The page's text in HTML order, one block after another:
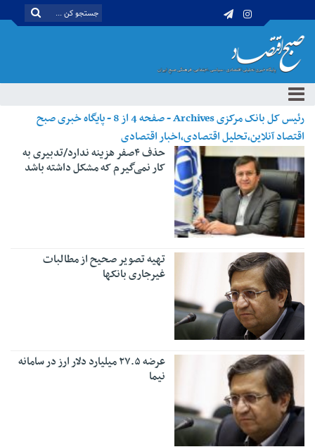
رئیس کل بانک مرکزی Archives - صفحه 4 از 8 - پایگاه خبری صبح
اقتصاد آنلاین،تحلیل اقتصادی،اخبار اقتصادی
حذف ۴صفر هزینه ندارد/تدبیری به
کار نمی‌گیرم که مشکل داشته باشد
تهیه تصویر صحیح از مطالبات
غیرجاری بانکها
عرضه ۲۷.۵ میلیارد دلار ارز در سامانه
نیما